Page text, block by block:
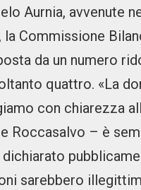
Aurnia, avvenute
la Commissione
da un numero
quattro. «La
con chiarezza
Roccasalvo – è
sarebbero